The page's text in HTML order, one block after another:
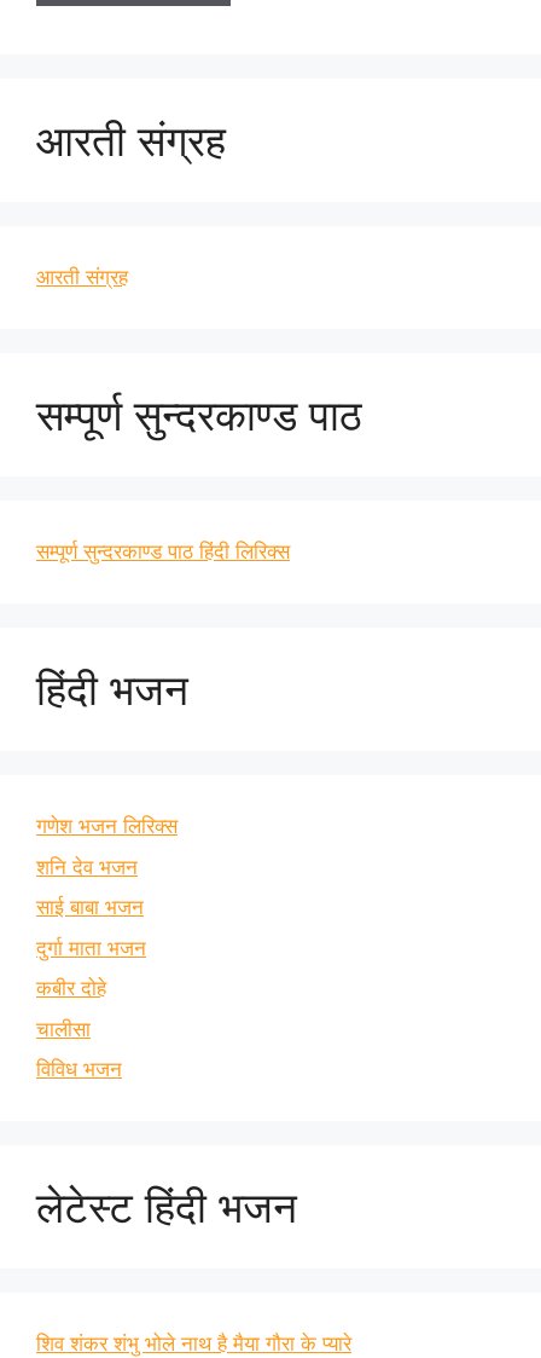
आरती संग्रह
आरती संग्रह
सम्पूर्ण सुन्दरकाण्ड पाठ
सम्पूर्ण सुन्दरकाण्ड पाठ हिंदी लिरिक्स
हिंदी भजन
गणेश भजन लिरिक्स
शनि देव भजन
साई बाबा भजन
दुर्गा माता भजन
कबीर दोहे
चालीसा
विविध भजन
लेटेस्ट हिंदी भजन
शिव शंकर शंभु भोले नाथ है मैया गौरा के प्यारे